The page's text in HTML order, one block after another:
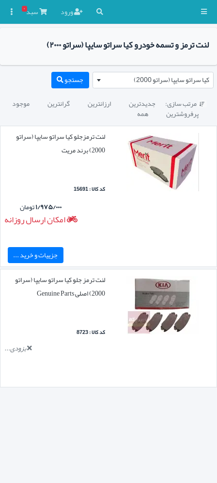
ورود سبد۰
لنت ترمز و تسمه خودرو کیا سراتو سایپا (سراتو ۲۰۰۰)
کیا سراتو سایپا (سراتو 2000) جستجو
 مرتب سازی: جدیدترین ارزانترین گرانترین موجود
پرفروشترین
همه
لنت ترمزجلو کیا سراتو سایپا (سراتو
2000) برند مریت
کد کالا : 15691
۱/۹۷۵/۰۰۰تومان
امکان ارسال روزانه
جزییات و خرید ...
لنت ترمز جلو کیا سراتو سایپا (سراتو
2000) اصلی Genuine Parts
کد کالا : 8723
بزودی...